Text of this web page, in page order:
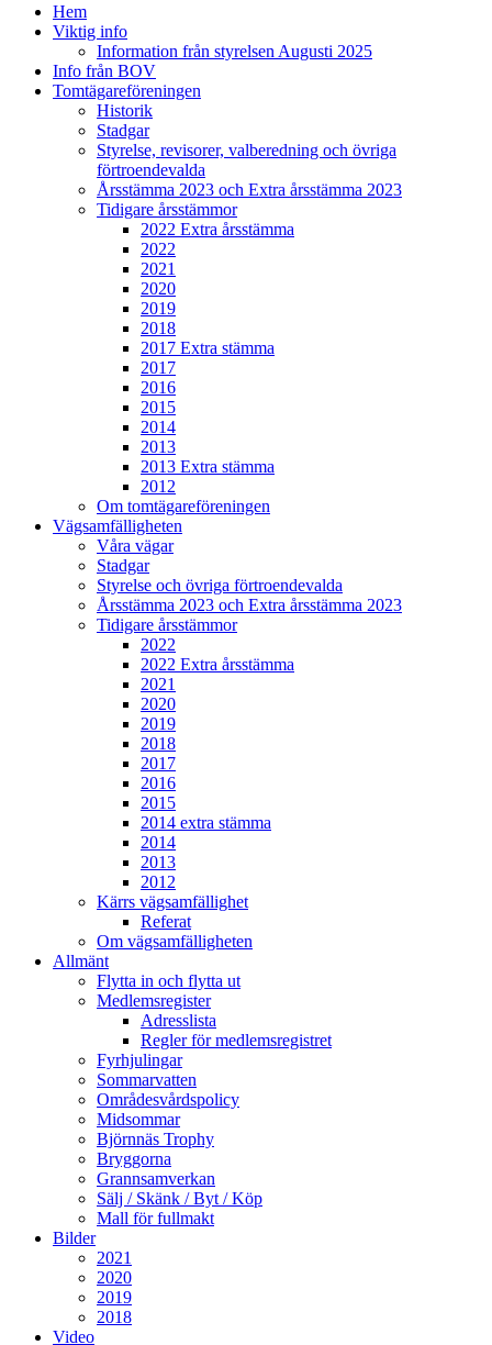
Hem
Viktig info
Information från styrelsen Augusti 2025
Info från BOV
Tomtägareföreningen
Historik
Stadgar
Styrelse, revisorer, valberedning och övriga
förtroendevalda
Årsstämma 2023 och Extra årsstämma 2023
Tidigare årsstämmor
2022 Extra årsstämma
2022
2021
2020
2019
2018
2017 Extra stämma
2017
2016
2015
2014
2013
2013 Extra stämma
2012
Om tomtägareföreningen
Vägsamfälligheten
Våra vägar
Stadgar
Styrelse och övriga förtroendevalda
Årsstämma 2023 och Extra årsstämma 2023
Tidigare årsstämmor
2022
2022 Extra årsstämma
2021
2020
2019
2018
2017
2016
2015
2014 extra stämma
2014
2013
2012
Kärrs vägsamfällighet
Referat
Om vägsamfälligheten
Allmänt
Flytta in och flytta ut
Medlemsregister
Adresslista
Regler för medlemsregistret
Fyrhjulingar
Sommarvatten
Områdesvårdspolicy
Midsommar
Björnnäs Trophy
Bryggorna
Grannsamverkan
Sälj / Skänk / Byt / Köp
Mall för fullmakt
Bilder
2021
2020
2019
2018
Video